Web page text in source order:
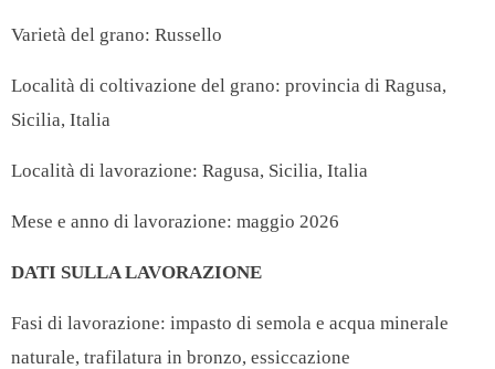
Varietà del grano: Russello
Località di coltivazione del grano: provincia di Ragusa,
Sicilia, Italia
Località di lavorazione: Ragusa, Sicilia, Italia
Mese e anno di lavorazione: maggio 2026
DATI SULLA LAVORAZIONE
Fasi di lavorazione: impasto di semola e acqua minerale
naturale, trafilatura in bronzo, essiccazione